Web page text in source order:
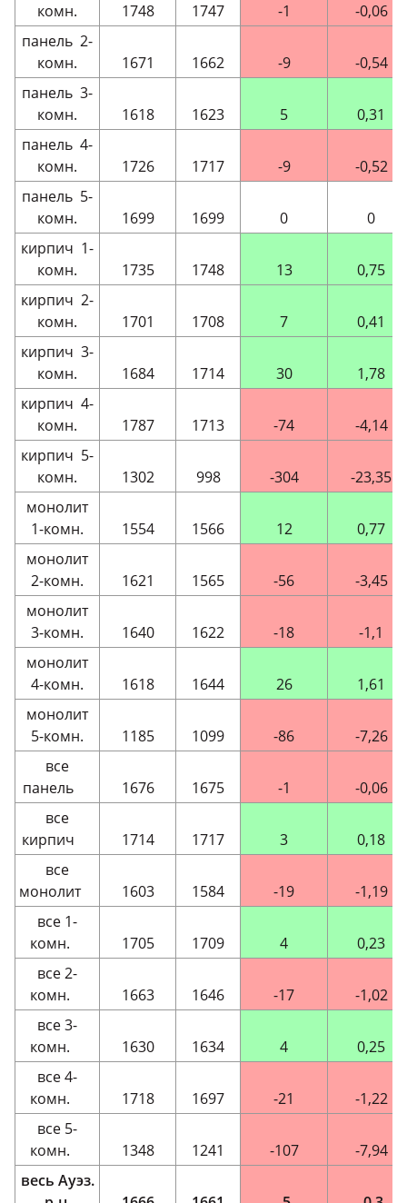
комн.
1748 1747 -1
-0,06
панель 2-
комн.
1671 1662 -9
-0,54
панель 3-
комн.
1618 1623 5
0,31
панель 4-
комн.
1726 1717 -9
-0,52
панель 5-
комн.
1699 1699 0
0
кирпич 1-
комн.
1735 1748 13
0,75
кирпич 2-
комн.
1701 1708 7
0,41
кирпич 3-
комн.
1684 1714 30
1,78
кирпич 4-
комн.
1787 1713 -74
-4,14
кирпич 5-
комн.
1302 998 -304
-23,35
монолит
1-комн.
1554 1566 12
0,77
монолит
2-комн.
1621 1565 -56
-3,45
монолит
3-комн.
1640 1622 -18
-1,1
монолит
4-комн.
1618 1644 26
1,61
монолит
5-комн.
1185 1099 -86
-7,26
все
панель
1676 1675 -1
-0,06
все
кирпич
1714 1717 3
0,18
все
монолит
1603 1584 -19
-1,19
все 1-
комн.
1705 1709 4
0,23
все 2-
комн.
1663 1646 -17
-1,02
все 3-
комн.
1630 1634 4
0,25
все 4-
комн.
1718 1697 -21
-1,22
все 5-
комн.
1348 1241 -107
-7,94
весь Ауэз.